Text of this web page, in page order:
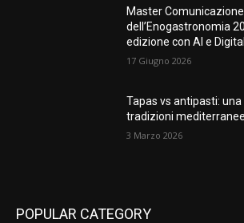
Master
dell’Enogastronomia
edizione con AI e
17 Giugno 2026
Tapas vs antipasti:
tradizioni mediterranee
3 Marzo 2026
POPULAR CATEGORY